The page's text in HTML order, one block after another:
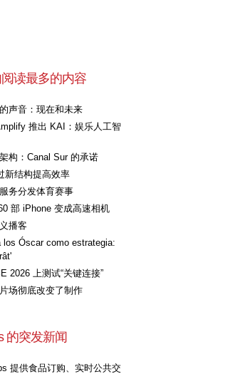
读最多的内容
声音：现在和未来
推出 KAI：娱乐人工智
构：Canal Sur 的承诺
新结构提高效率
务分发体育赛事
部 iPhone 变成高速相机
播客
los Óscar como estrategia:
2026 上测试“关键连接”
场彻底改变了制作
的突发新闻
提供食品订购、实时公共交